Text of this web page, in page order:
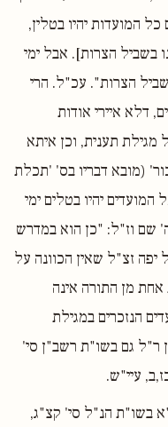
המועדות יהיו בטלין,
בשביל הצרות]. אבל ימי
הצרות". עכ"ל. הרי
דלא איירי אודות
תענית, וכן איתא
(מובא דבריו בס' 'תכלת
יהיו בטלים ימי
שם וז"ל: "כן הוא במדרש
יפה זצ"ל שאין הכוונה על
אחת מן התורה אינה
הנזכרים במגילת
ר"ל גם בשו"ת רשב"ן סי'
עיי"ש.
בשו"ת הנ"ל סי' קצ"ג,